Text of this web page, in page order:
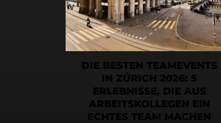
DIE BESTEN TEAMEVENTS
IN ZÜRICH 2026: 5
ERLEBNISSE, DIE AUS
ARBEITSKOLLEGEN EIN
ECHTES TEAM MACHEN